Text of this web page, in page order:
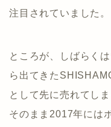
注目されていました。
ところが、しばらく
ら出てきた
として先に売れてし
そのまま2017年には